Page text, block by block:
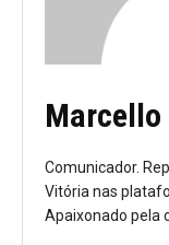
Marcello
Comunicador.
Vitória nas
Apaixonado pela